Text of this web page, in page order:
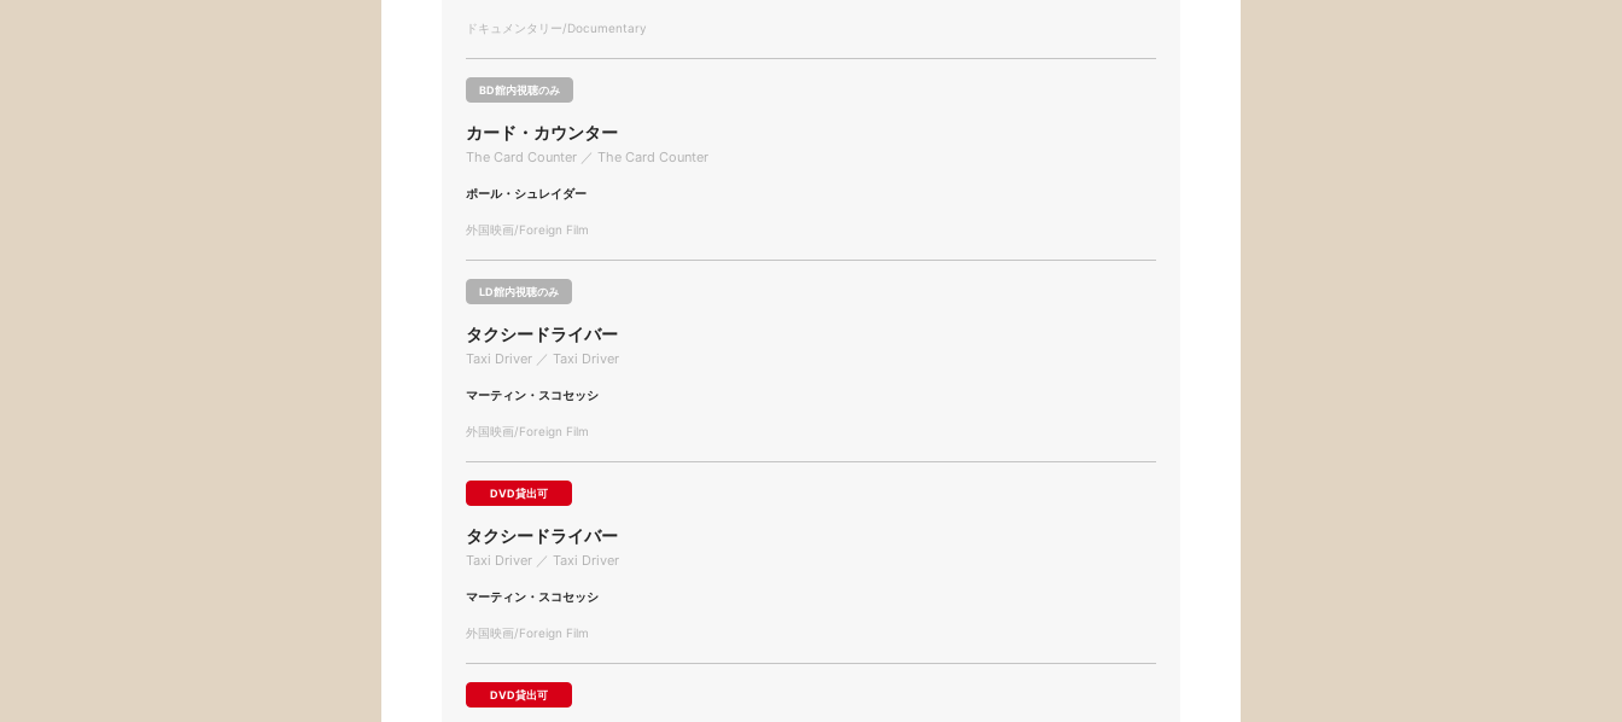
ドキュメンタリー/Documentary
BD館内視聴のみ
カード・カウンター
The Card Counter ／ The Card Counter
ポール・シュレイダー
外国映画/Foreign Film
LD館内視聴のみ
タクシードライバー
Taxi Driver ／ Taxi Driver
マーティン・スコセッシ
外国映画/Foreign Film
DVD貸出可
タクシードライバー
Taxi Driver ／ Taxi Driver
マーティン・スコセッシ
外国映画/Foreign Film
DVD貸出可